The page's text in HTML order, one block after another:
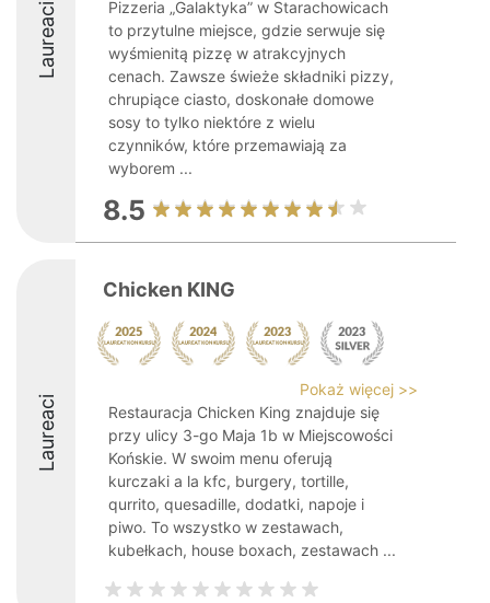
Laureaci
Pizzeria „Galaktyka” w Starachowicach
to przytulne miejsce, gdzie serwuje się
wyśmienitą pizzę w atrakcyjnych
cenach. Zawsze świeże składniki pizzy,
chrupiące ciasto, doskonałe domowe
sosy to tylko niektóre z wielu
czynników, które przemawiają za
wyborem ...
8.5
Laureaci
Chicken KING
Pokaż więcej >>
Restauracja Chicken King znajduje się
przy ulicy 3-go Maja 1b w Miejscowości
Końskie. W swoim menu oferują
kurczaki a la kfc, burgery, tortille,
qurrito, quesadille, dodatki, napoje i
piwo. To wszystko w zestawach,
kubełkach, house boxach, zestawach ...